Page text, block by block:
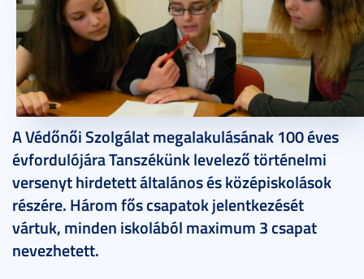
A Védőnői Szolgálat megalakulásának 100 éves
évfordulójára Tanszékünk levelező történelmi
versenyt hirdetett általános és középiskolások
részére. Három fős csapatok jelentkezését
vártuk, minden iskolából maximum 3 csapat
nevezhetett.